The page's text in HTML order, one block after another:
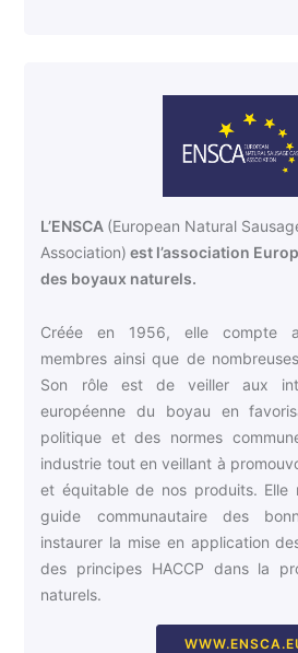
L’ENSCA (European Natural
Association) est l’association
des boyaux naturels.
Créée en 1956, elle compte
membres ainsi que de
Son rôle est de veiller aux
européenne du boyau en
politique et des normes
industrie tout en veillant à
et équitable de nos produits. Elle
guide communautaire des
instaurer la mise en application
des principes HACCP dans la
naturels.